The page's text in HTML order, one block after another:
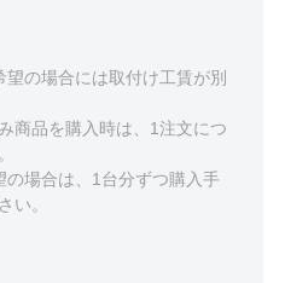
の場合には取付け工賃が別
商品を購入時は、1注文につ
場合は、1台分ずつ購入手
い。